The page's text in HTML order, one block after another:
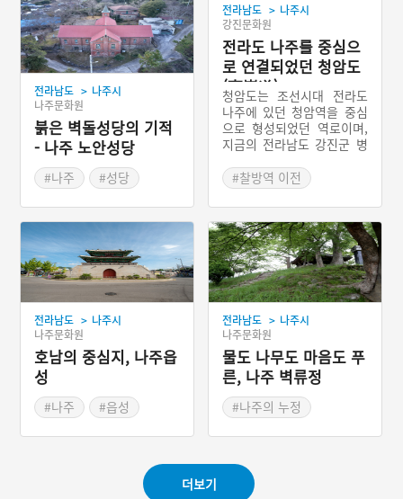
전라남도 > 나주시
나주문화원
붉은 벽돌성당의 기적
- 나주 노안성당
#나주
#성당
#근대종교시설
전라남도 > 나주시
강진문화원
전라도 나주를 중심으
로 연결되었던 청암도
(靑巖道)
청암도는 조선시대 전라도
나주에 있던 청암역을 중심
으로 형성되었던 역로이며,
지금의 전라남도 강진군 병
통하는 역로까지 관할했다.
중심이 되는 찰방역은 나주
의 청암역이었다가 조선 후
기 들어 장성에 있는 단암역
으로 이전하면서 단암역이
청암역으로 변경되었다. 본
래 청엄역의 이름을 따서 청
엄도라 불리다가 청엄역이
청암역으로 변경되면서 역
로의 이름도 청암도로 바뀌
었다. 전라남도 장성군, 나
주시, 강진군, 영광군, 함평
군, 무안군 등지를 통과하던
역로를 관할했다. 대체로 서
해에 접한 전라남도 서부의
평야지대를 연결하던 역로
이다.
#찰방역 이전
#청암도
전라남도 > 나주시
나주문화원
호남의 중심지, 나주읍
성
#나주 #읍성
전라남도 > 나주시
나주문화원
물도 나무도 마음도 푸
른, 나주 벽류정
#나주의 누정
#나주가볼만한곳
더보기